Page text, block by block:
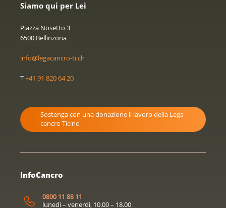
Siamo qui per Lei
Piazza Nosetto 3
6500 Bellinzona
info@legacancro-ti.ch
T+41 91 820 64 20
Sostenga con una donazione il lavoro della Lega
cancro Ticino
InfoCancro
0800 11 88 11
lunedì – venerdì, 10.00 – 18.00